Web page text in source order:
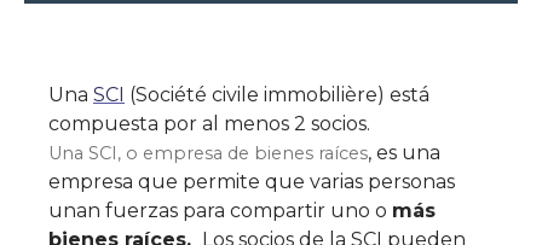
Una SCI (Société civile immobilière) está
compuesta por al menos 2 socios.
Una SCI, o empresa de bienes raíces, es una
empresa que permite que varias personas
unan fuerzas para compartir uno o más
bienes raíces. Los socios de la SCI pueden